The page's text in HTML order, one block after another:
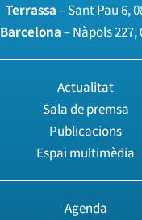
Terrassa– Sant Pau 6,
Barcelona– Nàpols 227,
Actualitat
Sala de premsa
Publicacions
Espai multimèdia
Agenda